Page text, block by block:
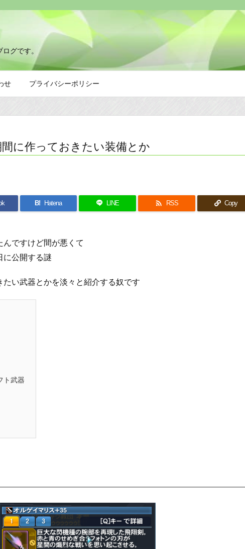
グです。
せ プライバシーポリシー
に作っておきたい装備とか
B! Hatena LINE  RSS Copy
んですけど間が悪くて
に公開する謎
い武器とかを淡々と紹介する奴です
ト武器